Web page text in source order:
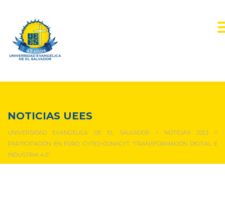
NOTICIAS UEES
UNIVERSIDAD EVANGÉLICA DE EL SALVADOR > NOTICIAS 2023>
PARTICIPACIÓN EN FORO: CYTED-CONACYT “TRANSFORMACIÓN DIGITAL E
INDUSTRIA 4.0”